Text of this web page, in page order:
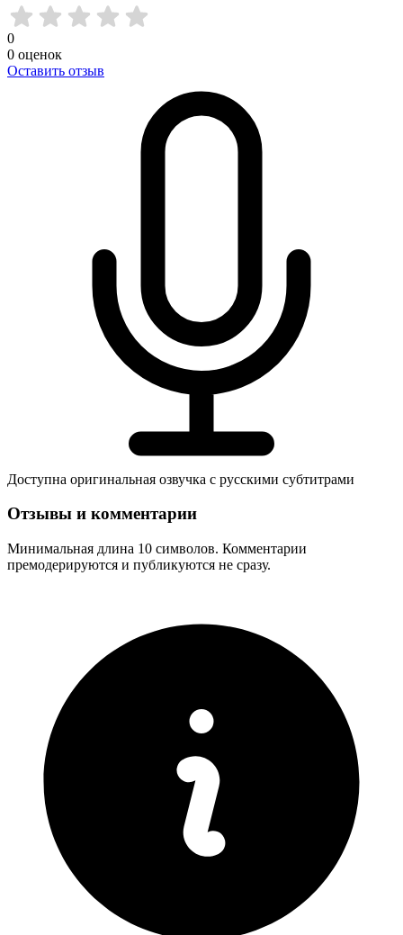
0
0 оценок
Оставить отзыв
Доступна оригинальная озвучка с русскими субтитрами
Отзывы и комментарии
Минимальная длина 10 символов. Комментарии
премодерируются и публикуются не сразу.